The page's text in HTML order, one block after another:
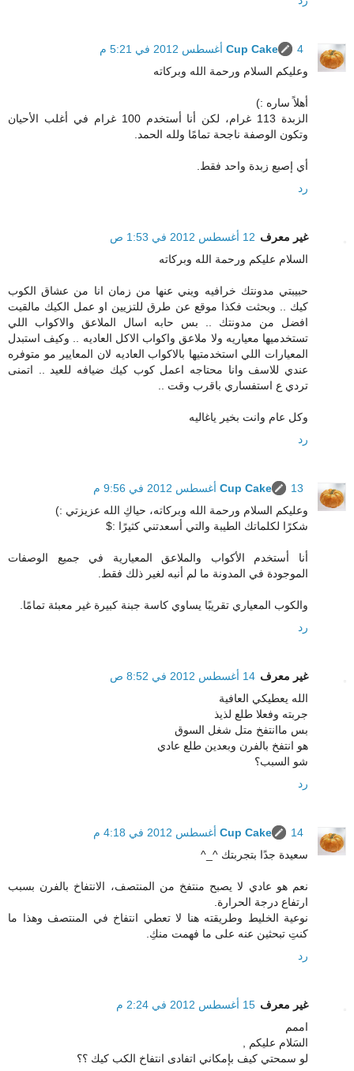
Cup Cake
4 أغسطس 2012 في 5:21 م
وعليكم السلام ورحمة الله وبركاته
أهلاً ساره :)
الزبدة 113 غرام، لكن أنا أستخدم 100 غرام في أغلب الأحيان
وتكون الوصفة ناجحة تمامًا ولله الحمد.
أي إصبع زبدة واحد فقط.
رد
غير معرف 12 أغسطس 2012 في 1:53 ص
السلام عليكم ورحمة الله وبركاته
حبيبتي مدونتك خرافيه ويني عنها من زمان انا من عشاق الكوب
كيك .. وبحثت فكذا موقع عن طرق للتزيين او عمل الكيك مالقيت
افضل من مدونتك .. بس حابه اسال الملاعق والاكواب اللي
تستخدميها معياريه ولا ملاعق واكواب الاكل العاديه .. وكيف استبدل
المعيارات اللي استخدمتيها بالاكواب العاديه لان المعايير مو متوفره
عندي للاسف وانا محتاجه اعمل كوب كيك ضيافه للعيد .. اتمنى
تردي ع استفساري باقرب وقت ..
وكل عام وانت بخير ياغاليه
رد
Cup Cake
13 أغسطس 2012 في 9:56 م
وعليكم السلام ورحمة الله وبركاته، حياكِ الله عزيزتي :)
شكرًا لكلماتك الطيبة والتي أسعدتني كثيرًا :$
أنا أستخدم الأكواب والملاعق المعيارية في جميع الوصفات
الموجودة في المدونة ما لم أنبه لغير ذلك فقط.
والكوب المعياري تقريبًا يساوي كاسة جبنة كبيرة غير معبئة تمامًا.
رد
غير معرف 14 أغسطس 2012 في 8:52 ص
الله يعطيكي العافية
جربته وفعلا طلع لذيذ
بس ماانتفخ متل شغل السوق
هو انتفخ بالفرن وبعدين طلع عادي
شو السبب؟
رد
Cup Cake
14 أغسطس 2012 في 4:18 م
سعيدة جدًا بتجربتك ^_^
نعم هو عادي لا يصبح منتفخ من المنتصف، الانتفاخ بالفرن بسبب
ارتفاع درجة الحرارة.
نوعية الخليط وطريقته هنا لا تعطي انتفاخ في المنتصف وهذا ما
كنتِ تبحثين عنه على ما فهمت منكِ.
رد
غير معرف 15 أغسطس 2012 في 2:24 م
اممم
السَلام عليكم ,
لو سمحتي كيف بإمكاني اتفادى انتفاخ الكب كيك ؟؟